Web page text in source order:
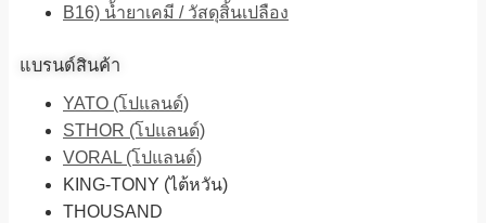
B16) น้ำยาเคมี / วัสดุสิ้นเปลือง
แบรนด์สินค้า
YATO (โปแลนด์)
STHOR (โปแลนด์)
VORAL (โปแลนด์)
KING-TONY (ไต้หวัน)
THOUSAND